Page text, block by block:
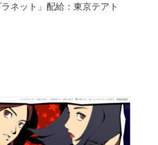
ネット」配給：東京テアト